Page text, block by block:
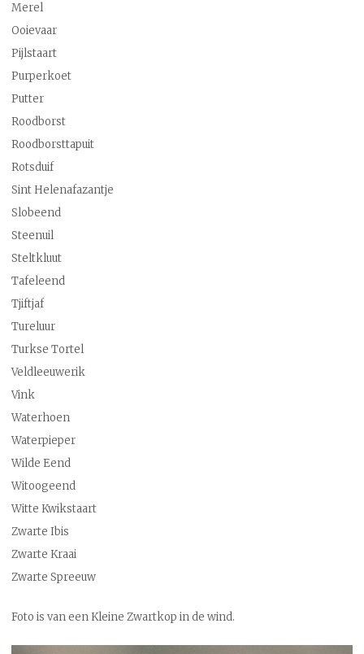
Merel
Ooievaar
Pijlstaart
Purperkoet
Putter
Roodborst
Roodborsttapuit
Rotsduif
Sint Helenafazantje
Slobeend
Steenuil
Steltkluut
Tafeleend
Tjiftjaf
Tureluur
Turkse Tortel
Veldleeuwerik
Vink
Waterhoen
Waterpieper
Wilde Eend
Witoogeend
Witte Kwikstaart
Zwarte Ibis
Zwarte Kraai
Zwarte Spreeuw
Foto is van een Kleine Zwartkop in de wind.